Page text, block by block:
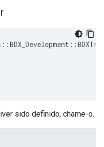
sido definido, chame-o.